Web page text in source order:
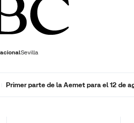
Sevilla
GENTEPLAYHISTORIAÚLTIMA HORA
Primer parte de la Aemet para el 12 de